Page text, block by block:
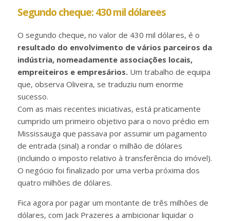
Segundo cheque: 430 mil dólarees
O segundo cheque, no valor de 430 mil dólares, é o
resultado do envolvimento de vários parceiros da
indústria, nomeadamente associações locais,
empreiteiros e empresários.Um trabalho de equipa
que, observa Oliveira, se traduziu num enorme
sucesso.
Com as mais recentes iniciativas, está praticamente
cumprido um primeiro objetivo para o novo prédio em
Mississauga que passava por assumir um pagamento
de entrada (sinal) a rondar o milhão de dólares
(incluindo o imposto relativo à transferência do imóvel).
O negócio foi finalizado por uma verba próxima dos
quatro milhões de dólares.
Fica agora por pagar um montante de três milhões de
dólares, com Jack Prazeres a ambicionar liquidar o